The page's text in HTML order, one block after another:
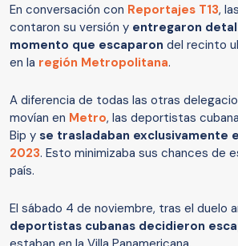
En conversación con Reportajes T13,
contaron su versión y entregaron
momento que escaparon del recinto
en la región Metropolitana.
A diferencia de todas las otras
movían en Metro, las deportistas
Bip y se trasladaban exclusivamente
2023. Esto minimizaba sus chances de
país.
El sábado 4 de noviembre, tras el duelo
deportistas cubanas decidieron